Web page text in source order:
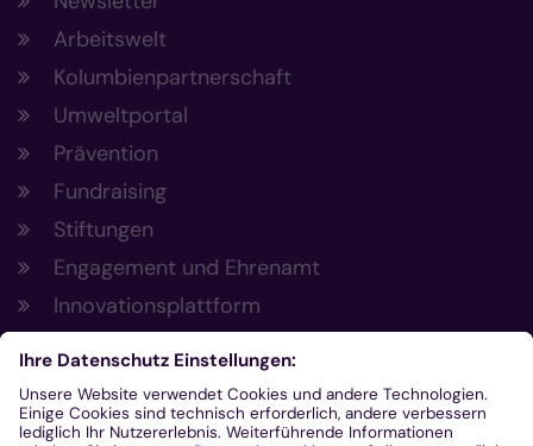
Arbeitswelt
Kolumbienpartnerschaft
Umweltportal
Prävention
Fundraising
Stiftungen
Engagement und Ehrenamt
Innovationsplattform
Aus der Plattform
Nachrichten